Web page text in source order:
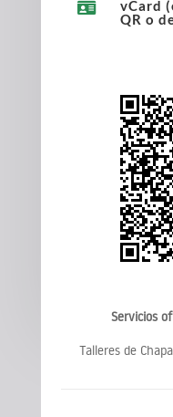

vCard
QR o
Servicios
Talleres de